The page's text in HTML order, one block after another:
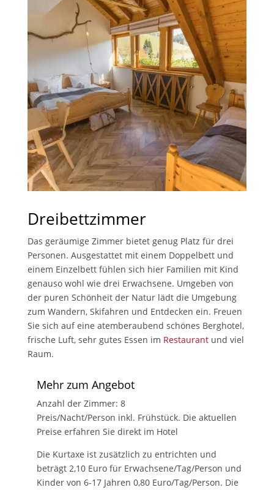
Dreibettzimmer
Das geräumige Zimmer bietet genug Platz für drei
Personen. Ausgestattet mit einem Doppelbett und
einem Einzelbett fühlen sich hier Familien mit Kind
genauso wohl wie drei Erwachsene. Umgeben von
der puren Schönheit der Natur lädt die Umgebung
zum Wandern, Skifahren und Entdecken ein. Freuen
Sie sich auf eine atemberaubend schönes Berghotel,
frische Luft, sehr gutes Essen im Restaurantund viel
Raum.
Mehr zum Angebot
Anzahl der Zimmer: 8
Preis/Nacht/Person inkl. Frühstück. Die aktuellen
Preise erfahren Sie direkt im Hotel
Die Kurtaxe ist zusätzlich zu entrichten und
beträgt 2,10 Euro für Erwachsene/Tag/Person und
Kinder von 6-17 Jahren 0,80 Euro/Tag/Person. Die